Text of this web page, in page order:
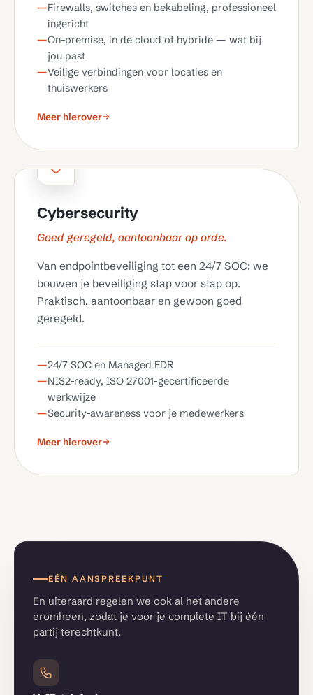
Firewalls, switches en bekabeling, professioneel
ingericht
On-premise, in de cloud of hybride — wat bij
jou past
Veilige verbindingen voor locaties en
thuiswerkers
Meer hierover
Cybersecurity
Goed geregeld, aantoonbaar op orde.
Van endpointbeveiliging tot een 24/7 SOC: we
bouwen je beveiliging stap voor stap op.
Praktisch, aantoonbaar en gewoon goed
geregeld.
24/7 SOC en Managed EDR
NIS2-ready, ISO 27001-gecertificeerde
werkwijze
Security-awareness voor je medewerkers
Meer hierover
EÉN AANSPREEKPUNT
En uiteraard regelen we ook al het andere
eromheen, zodat je voor je complete IT bij één
partij terechtkunt.